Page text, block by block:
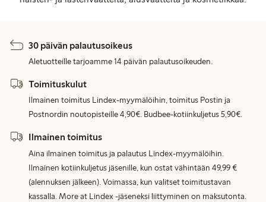
30 päivän palautusoikeus
Aletuotteille tarjoamme 14 päivän palautusoikeuden.
Toimituskulut
Ilmainen toimitus Lindex-myymälöihin, toimitus Postin ja
Postnordin noutopisteille 4,90€. Budbee-kotiinkuljetus 5,90€.
Ilmainen toimitus
Aina ilmainen toimitus ja palautus Lindex-myymälöihin.
Ilmainen kotiinkuljetus jäsenille, kun ostat vähintään 49,99 €
(alennuksen jälkeen). Voimassa, kun valitset toimitustavan
kassalla. More at Lindex -jäseneksi liittyminen on maksutonta.